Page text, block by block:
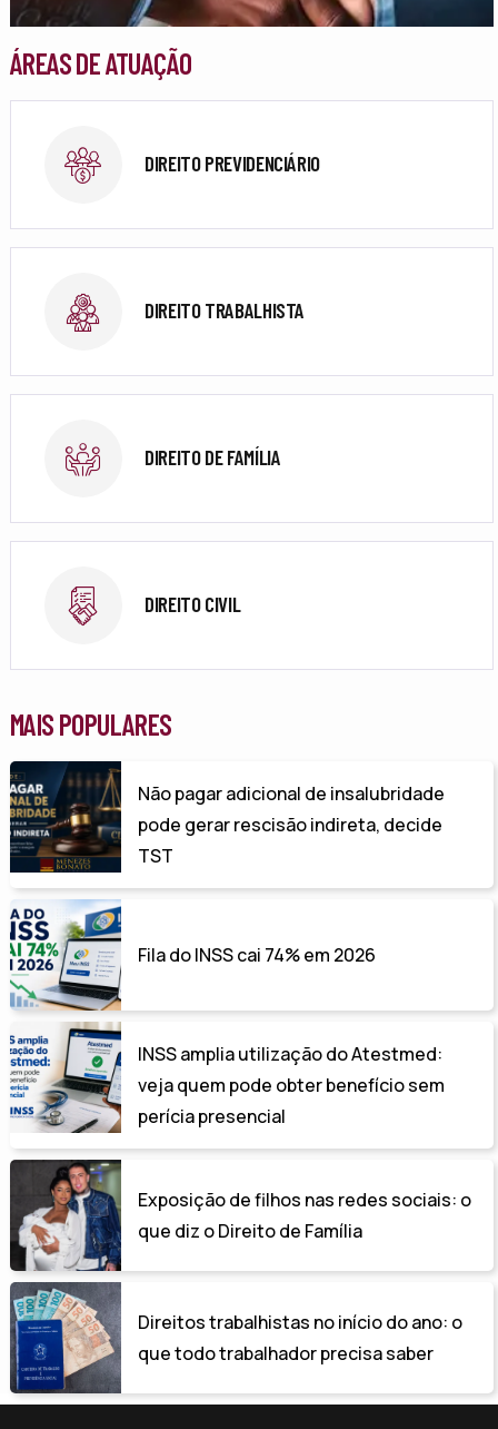
ÁREAS DE ATUAÇÃO
DIREITO PREVIDENCIÁRIO
DIREITO TRABALHISTA
DIREITO DE FAMÍLIA
DIREITO CIVIL
MAIS POPULARES
Não pagar adicional de insalubridade
pode gerar rescisão indireta, decide
TST
Fila do INSS cai 74% em 2026
INSS amplia utilização do Atestmed:
veja quem pode obter benefício sem
perícia presencial
Exposição de filhos nas redes sociais: o
que diz o Direito de Família
Direitos trabalhistas no início do ano: o
que todo trabalhador precisa saber